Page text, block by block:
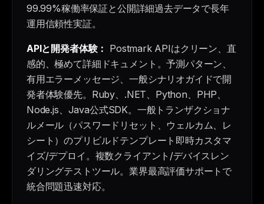
99.99%稼働率保証と公開詳細過去データで長年
運用信頼性実証。
APIと開発者体験： Postmark APIはクリーン、直
感的、極めて詳細ドキュメント。予測パターン、
有用エラーメッセージ、一般シナリオガイドで開
発者体験優先。Ruby、.NET、Python、PHP、
Node.js、Java公式SDK。一般トランザクショナ
ルメール（パスワードリセット、ウェルカム、レ
シート）のプリビルドテンプレート即時カスタマ
イズ/デプロイ。複数クライアント/デバイスレン
ダリングテストツール。業界最高評価サポートで
統合問題迅速対応。